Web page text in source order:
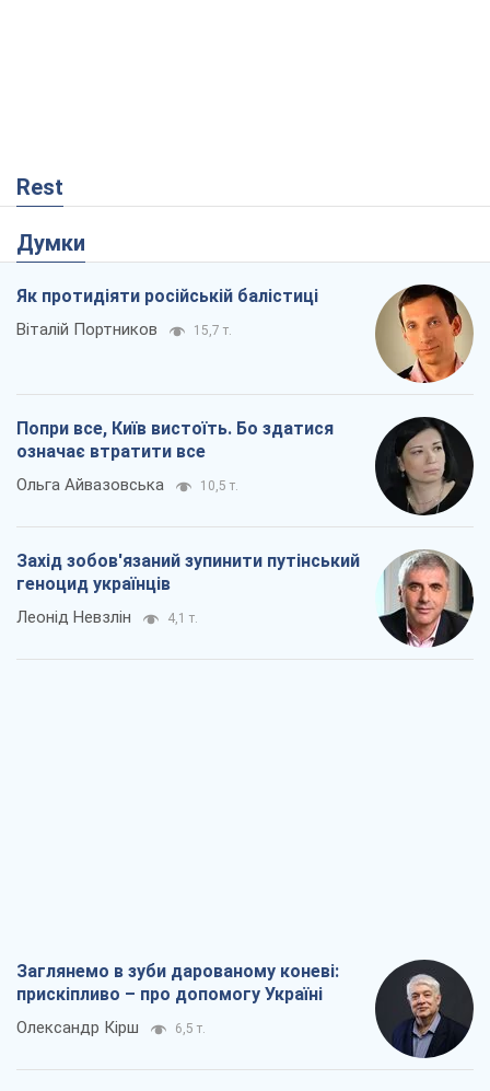
Rest
Думки
Як протидіяти російській балістиці
Віталій Портников 15,7 т.
Попри все, Київ вистоїть. Бо здатися
означає втратити все
Ольга Айвазовська 10,5 т.
Захід зобов'язаний зупинити путінський
геноцид українців
Леонід Невзлін 4,1 т.
Заглянемо в зуби дарованому коневі:
прискіпливо – про допомогу Україні
Олександр Кірш 6,5 т.